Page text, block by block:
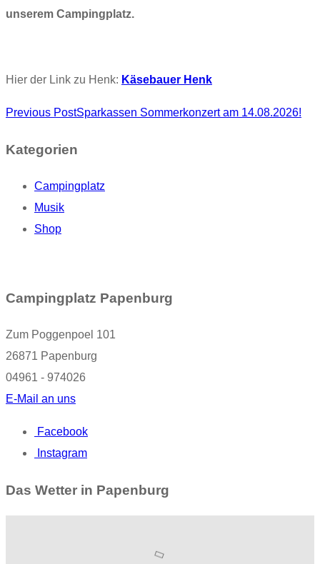
unserem Campingplatz.
Hier der Link zu Henk: Käsebauer Henk
Post
Previous PostSparkassen Sommerkonzert am 14.08.2026!
Kategorien
Campingplatz
Musik
Shop
Campingplatz Papenburg
Zum Poggenpoel 101
26871 Papenburg
04961 - 974026
E-Mail an uns
Facebook
Instagram
Das Wetter in Papenburg